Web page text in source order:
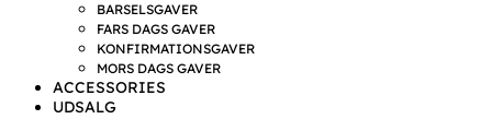
BARSELSGAVER
FARS DAGS GAVER
KONFIRMATIONSGAVER
MORS DAGS GAVER
ACCESSORIES
UDSALG